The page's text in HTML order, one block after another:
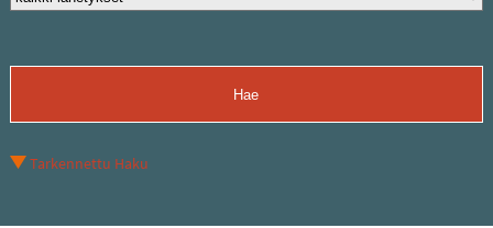
Tarkennettu Haku